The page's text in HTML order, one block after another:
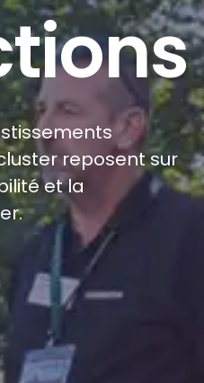
reposent sur
et la